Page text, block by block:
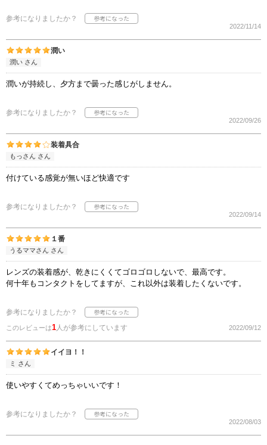
参考になりましたか？
2022/11/14
潤い
潤い さん
潤いが持続し、夕方まで曇った感じがしません。
参考になりましたか？
2022/09/26
装着具合
もっさん さん
付けている感覚が無いほど快適です
参考になりましたか？
2022/09/14
１番
うるママさん さん
レンズの装着感が、乾きにくくてゴロゴロしないで、最高です。
何十年もコンタクトをしてますが、これ以外は装着したくないです。
参考になりましたか？
このレビューは1人が参考にしています 2022/09/12
イイヨ！！
ミ さん
使いやすくてめっちゃいいです！
参考になりましたか？
2022/08/03